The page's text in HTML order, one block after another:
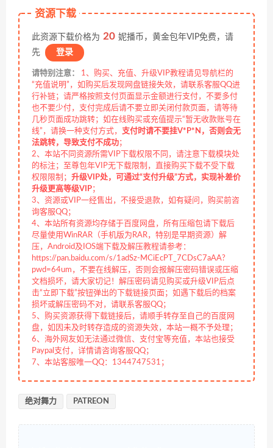
资源下载
此资源下载价格为 20 妮播币，黄金包年VIP免费，请
先
登录
请特别注意：
1、购买、充值、升级VIP教程请见导航栏的
“充值说明”，如购买后发现网盘链接失效，请联系客服QQ进
行补链；请严格按照支付页面显示金额进行支付，不要多付
也不要少付，支付完成后请不要立即关闭付款页面，请等待
几秒页面成功跳转；如在线购买或充值提示“暂无收款账号在
线”，请换一种支付方式， 支付时请不要挂V*P*N，否则会无
法跳转，导致支付不成功；
2、本站不同资源所需VIP下载权限不同，请注意下载模块处
的标注；至尊包年VIP无下载限制，直接购买下载不受下载
权限限制； 升级VIP处，可通过“支付升级”方式，实现补差价
升级更高等级VIP；
3、资源或VIP一经售出，不接受退款，如有疑问，购买前咨
询客服QQ；
4、本站所有资源均存储于百度网盘，所有压缩包请下载后
尽量使用WinRAR（手机版为RAR，特别是早期资源）解
压，Android及IOS端下载及解压教程请参考：
https://pan.baidu.com/s/1adSz-MCiEcPT_7CDsC7aAA?
pwd=64um，不要在线解压，否则会报解压密码错误或压缩
文档损坏，请大家切记！解压密码请见购买或升级VIP后点
击“立即下载”按钮弹出的下载链接页面；如遇下载后的档案
损坏或解压密码不对，请联系客服QQ；
5、购买资源获得下载链接后，请顺手转存至自己的百度网
盘，如因未及时转存造成的资源失效，本站一概不予处理；
6、海外网友如无法通过微信、支付宝等充值，本站也接受
Paypal支付，详情请咨询客服QQ；
7、本站客服唯一QQ：1344747531；
绝对舞力 PATREON